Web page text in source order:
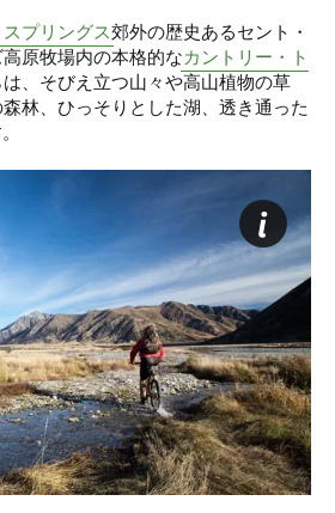
プリングス郊外の歴史あるセント・
原牧場内の本格的なカントリー・ト
、そびえ立つ山々や高山植物の草
林、ひっそりとした湖、透き通った